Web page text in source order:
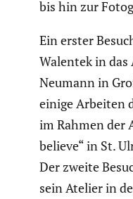
bis hin zur
Ein erster
Walentek in das
Neumann in
einige Arbeiten
im Rahmen der
believe“ in St.
Der zweite
sein Atelier in